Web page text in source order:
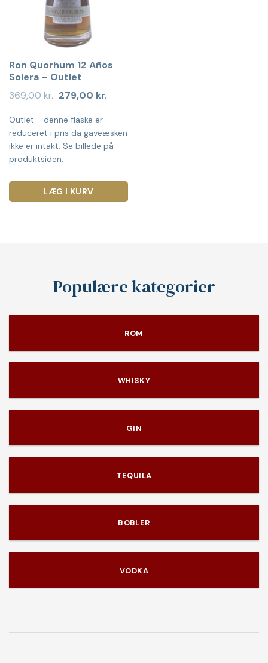
Ron Quorhum 12 Años
Solera – Outlet
369,00kr. Den
pris
var:
369,00 kr..
279,00 kr.Den
279,00 kr..
Outlet - denne flaske er
reduceret i pris da gaveæsken
ikke er intakt. Se billede på
produktsiden.
LÆG I KURV
Populære kategorier
ROM
WHISKY
GIN
TEQUILA
BOBLER
VODKA